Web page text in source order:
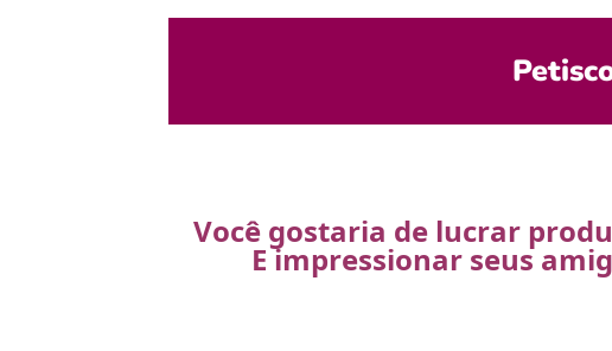
Você gostaria de lucrar
E impressionar seus